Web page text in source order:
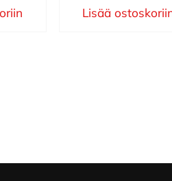
Lisää